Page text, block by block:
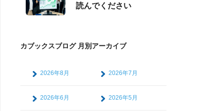
読んでください
カブックスブログ 月別アーカイブ
2026年8月 2026年7月
2026年6月 2026年5月